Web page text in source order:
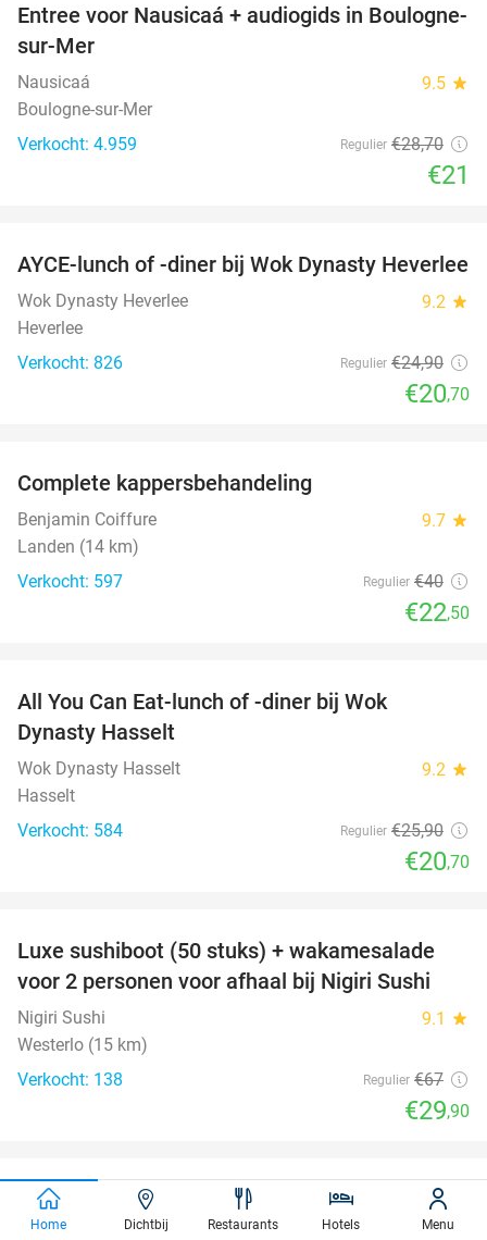
27%
Entree voor Nausicaá + audiogids in Boulogne-
sur-Mer
Nausicaá 9.5 star
Boulogne-sur-Mer
Verkocht: 4.959
Regulier €28,70
€21
17%
AYCE-lunch of -diner bij Wok Dynasty Heverlee
Wok Dynasty Heverlee 9.2 star
Heverlee
Verkocht: 826
Regulier €24,90
€20,70
Complete kappersbehandeling
Benjamin Coiffure 9.7 star
Landen (14 km)
Verkocht: 597
Regulier €40
€22,50
All You Can Eat-lunch of -diner bij Wok
Dynasty Hasselt
Wok Dynasty Hasselt 9.2 star
Hasselt
Verkocht: 584
Regulier €25,90
€20,70
55%
Luxe sushiboot (50 stuks) + wakamesalade
voor 2 personen voor afhaal bij Nigiri Sushi
Nigiri Sushi 9.1 star
Westerlo (15 km)
Verkocht: 138
Regulier €67
€29,90
14%
Entree voor GaiaZOO
Home Dichtbij Restaurants Hotels Menu